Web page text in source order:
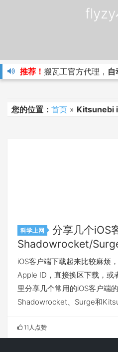
flyzy
推荐！ 搬瓦工官方代理， 自
您的位置： 首页 » Kitsunebi
科学上网
分享几个iOS
Shadowrocket/
iOS客户端下载起来比较麻烦
Apple ID，直接换区下载，或
里分享几个常用的iOS客户端
Shadowrocket、Surge和
11人点赞